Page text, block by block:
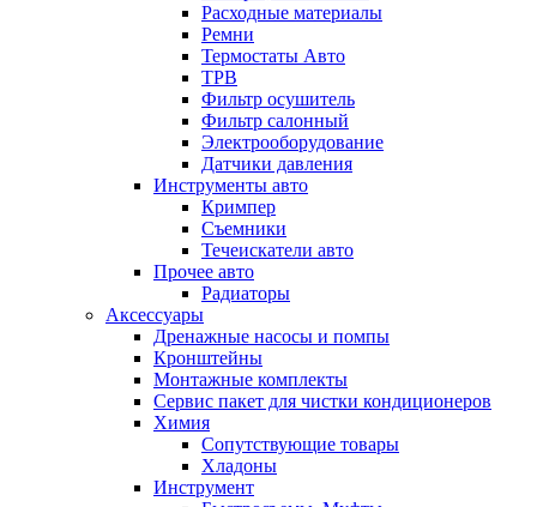
Расходные материалы
Ремни
Термостаты Авто
ТРВ
Фильтр осушитель
Фильтр салонный
Электрооборудование
Датчики давления
Инструменты авто
Кримпер
Съемники
Течеискатели авто
Прочее авто
Радиаторы
Аксессуары
Дренажные насосы и помпы
Кронштейны
Монтажные комплекты
Сервис пакет для чистки кондиционеров
Химия
Сопутствующие товары
Хладоны
Инструмент